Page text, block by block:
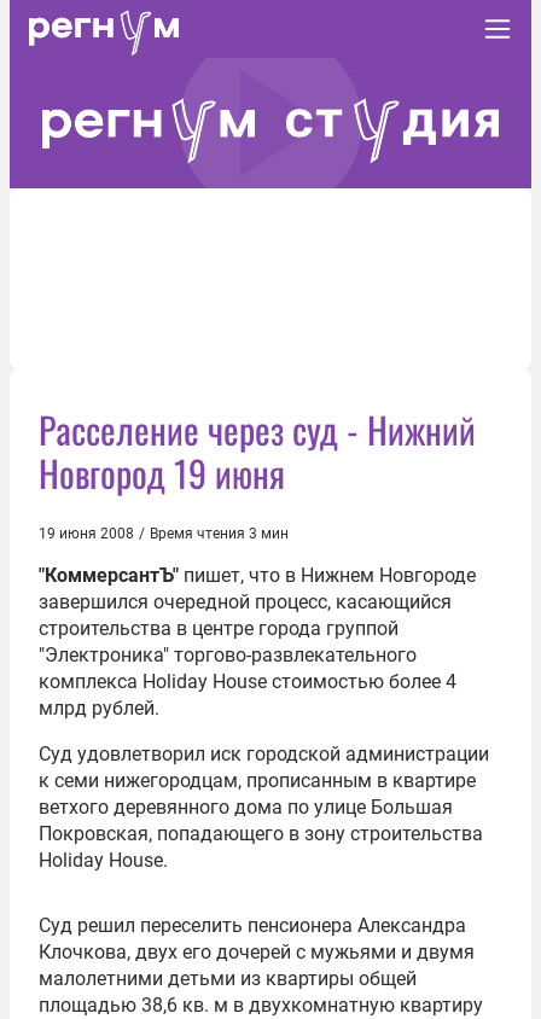
Расселение через суд - Нижний
Новгород 19 июня
19 июня 2008 / Время чтения 3 мин
"КоммерсантЪ" пишет, что в Нижнем Новгороде
завершился очередной процесс, касающийся
строительства в центре города группой
"Электроника" торгово-развлекательного
комплекса Holiday House стоимостью более 4
млрд рублей.
Суд удовлетворил иск городской администрации
к семи нижегородцам, прописанным в квартире
ветхого деревянного дома по улице Большая
Покровская, попадающего в зону строительства
Holiday House.
Суд решил переселить пенсионера Александра
Клочкова, двух его дочерей с мужьями и двумя
малолетними детьми из квартиры общей
площадью 38,6 кв. м в двухкомнатную квартиру